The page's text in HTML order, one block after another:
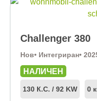
Challenger 380
Нов• Интегриран•
НАЛИЧЕН
130 К.С. / 92 KW 0